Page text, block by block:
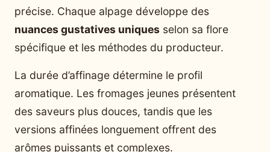
précise. Chaque alpage développe des
nuances gustatives uniques selon sa flore
spécifique et les méthodes du producteur.
La durée d’affinage détermine le profil
aromatique. Les fromages jeunes présentent
des saveurs plus douces, tandis que les
versions affinées longuement offrent des
arômes puissants et complexes.